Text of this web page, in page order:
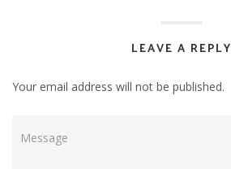
LEAVE A REPLY
Your email address will not be published.